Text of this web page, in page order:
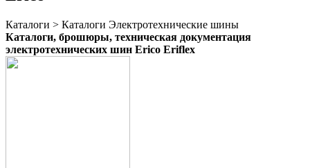
Каталоги > Каталоги Электротехнические шины
Каталоги, брошюры, техническая документация
электротехнических шин Erico Eriflex